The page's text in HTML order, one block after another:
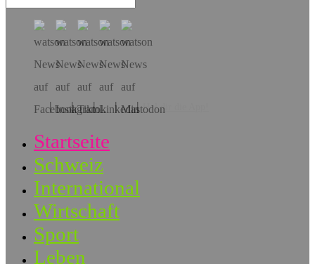
Hol dir die App!
Startseite
Schweiz
International
Wirtschaft
Sport
Leben